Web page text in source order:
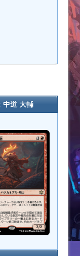
道 大輔